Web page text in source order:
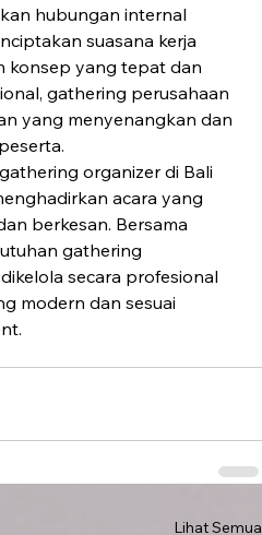
hubungan internal
suasana kerja
konsep yang tepat dan
gathering perusahaan
yang menyenangkan dan
organizer di Bali
acara yang
berkesan. Bersama
gathering
secara profesional
modern dan sesuai
Lihat Semua